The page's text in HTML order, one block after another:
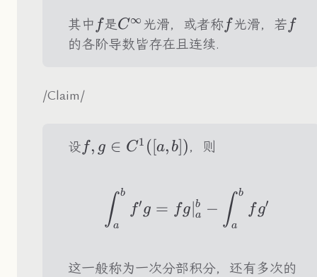
其中 ff是C^\infty
C∞ 光滑，或者称ff 光滑，若 ff
的各阶导数皆存在且连续.
/Claim/
设 f,g\in
f, g ∈ C1 ([a, b])，则
∫a
b
f′g = fg a
b − ∫a
b
fg′
这一般称为一次分部积分，还有多次的